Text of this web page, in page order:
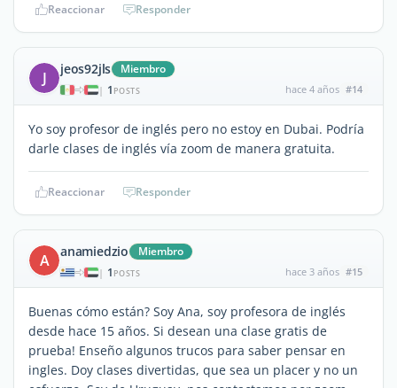
Reaccionar Responder
J jeos92jls Miembro
| 1 POSTS hace 4 años #14
Yo soy profesor de inglés pero no estoy en Dubai. Podría
darle clases de inglés vía zoom de manera gratuita.
Reaccionar Responder
A anamiedzio Miembro
| 1 POSTS hace 3 años #15
Buenas cómo están? Soy Ana, soy profesora de inglés
desde hace 15 años. Si desean una clase gratis de
prueba! Enseño algunos trucos para saber pensar en
ingles. Doy clases divertidas, que sea un placer y no un